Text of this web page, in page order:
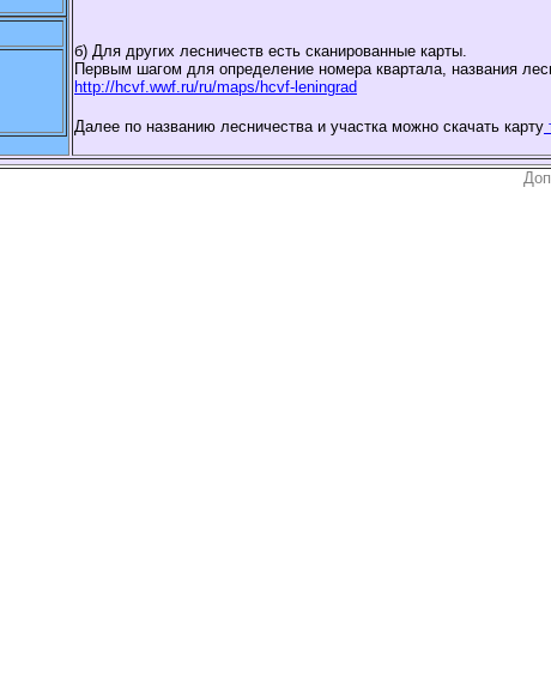
б) Для других лесничеств есть сканированные карты.
Первым шагом для определение номера квартала, названия
http://hcvf.wwf.ru/ru/maps/hcvf-leningrad
Далее по названию лесничества и участка можно скачать карту